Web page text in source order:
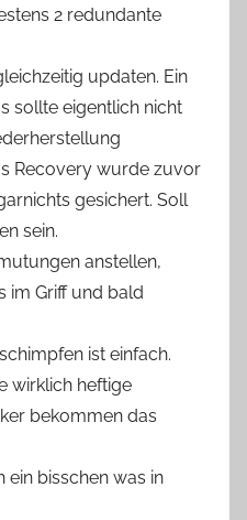
2 redundante
updaten. Ein
sollte eigentlich nicht
Recovery wurde zuvor
gesichert. Soll
sein.
anstellen,
im Griff und bald
ist einfach.
wirklich heftige
bekommen das
ein bisschen was in